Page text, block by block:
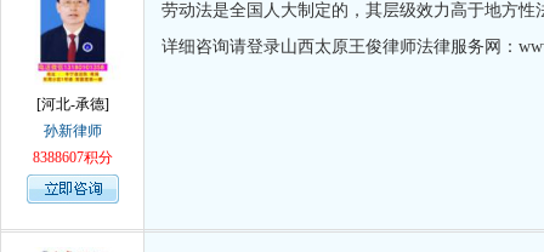
[河北-承德]
孙新律师
8388607积分
劳动法是全国人大制定的，其层级效力高于地方
详细咨询请登录山西太原王俊律师法律服务网：